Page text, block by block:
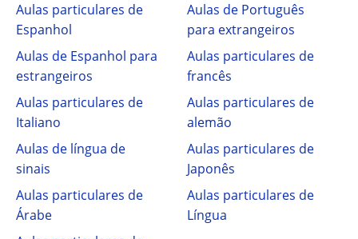
Aulas particulares de
Espanhol
Aulas de Português
para extrangeiros
Aulas de Espanhol para
estrangeiros
Aulas particulares de
francês
Aulas particulares de
Italiano
Aulas particulares de
alemão
Aulas de língua de
sinais
Aulas particulares de
Japonês
Aulas particulares de
Árabe
Aulas particulares de
Língua